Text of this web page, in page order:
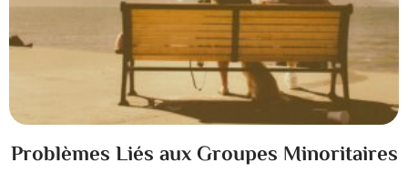
Problèmes Liés aux Groupes Minoritaires